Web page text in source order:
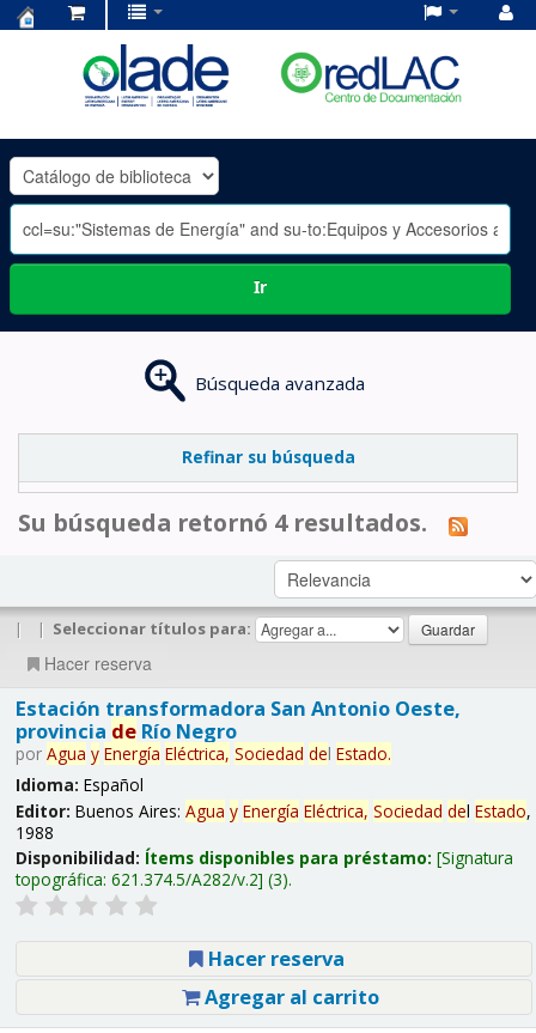
OLADE
-
Ir
Búsqueda avanzada
Refinar su búsqueda
Su búsqueda retornó 4 resultados.
| | Seleccionar títulos para:
Hacer reserva
Estación transformadora San Antonio Oeste,
provincia deRío Negro
por Agua y Energía Eléctrica, Sociedad del Estado.
Idioma: Español
Editor: Buenos Aires: Agua y Energía Eléctrica, Sociedad del Estado,
1988
Disponibilidad: Ítems disponibles para préstamo: Signatura
topográfica: 621.374.5/A282/v.2 (3).
Hacer reserva
Agregar al carrito